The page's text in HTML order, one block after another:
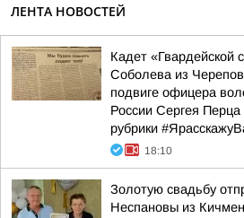
ЛЕНТА НОВОСТЕЙ
Кадет «Гвардейской
Соболева из
подвиге офицера
России Сергея
рубрики
18:10
Золотую свадьбу
Неспановы из